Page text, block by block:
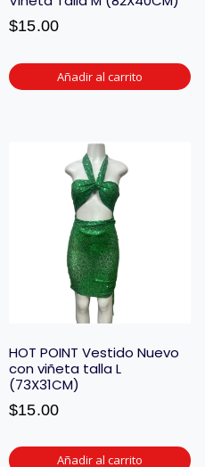
$15.00
Añadir al carrito
HOT POINT Vestido Nuevo
con viñeta talla L
(73X31CM)
$15.00
Añadir al carrito